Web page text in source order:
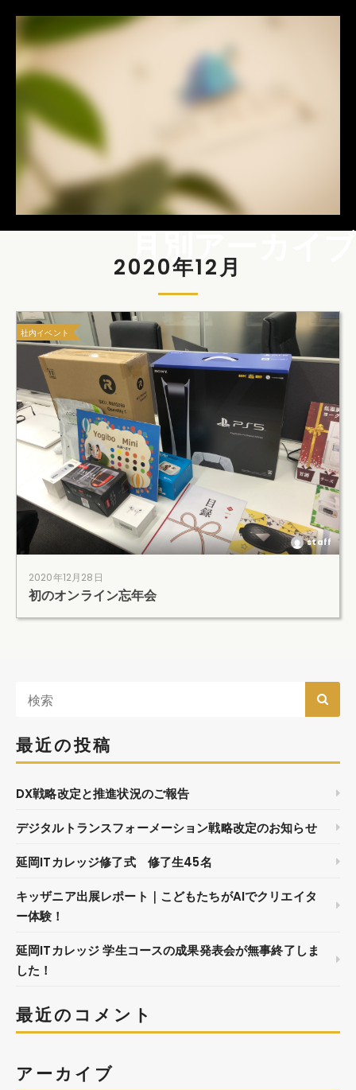
2020年12月
月別アーカイブ
社内イベント
staff
2020年12月28日
初のオンライン忘年会
最近の投稿
DX戦略改定と推進状況のご報告
デジタルトランスフォーメーション戦略改定のお知らせ
延岡ITカレッジ修了式 修了生45名
キッザニア出展レポート｜こどもたちがAIでクリエイタ
ー体験！
延岡ITカレッジ 学生コースの成果発表会が無事終了しま
した！
最近のコメント
アーカイブ